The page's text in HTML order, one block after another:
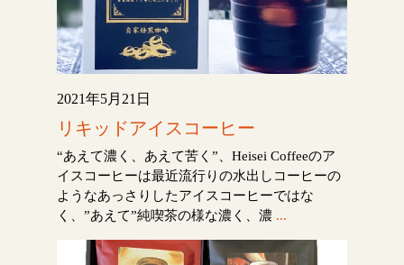
2021年5月21日
リキッドアイスコーヒー
“あえて濃く、あえて苦く”、Heisei Coffeeのア
イスコーヒーは最近流行りの水出しコーヒーの
ようなあっさりしたアイスコーヒーではな
く、”あえて”純喫茶の様な濃く、濃 ...